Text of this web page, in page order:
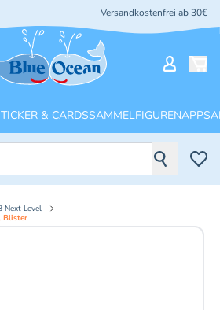
Versandkostenfrei ab 30€
& CARDSSAMMELFIGURENAPPS
Next Level
Blister
3